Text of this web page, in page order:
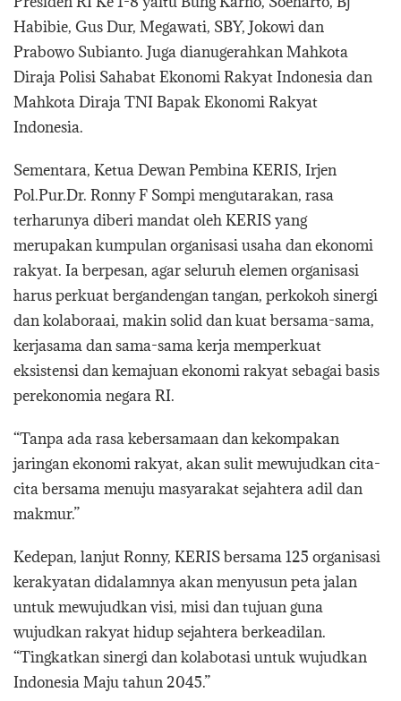
Habibie, Gus Dur, Megawati, SBY, Jokowi dan
Prabowo Subianto. Juga dianugerahkan Mahkota
Diraja Polisi Sahabat Ekonomi Rakyat Indonesia dan
Mahkota Diraja TNI Bapak Ekonomi Rakyat
Indonesia.
Sementara, Ketua Dewan Pembina KERIS, Irjen
Pol.Pur.Dr. Ronny F Sompi mengutarakan, rasa
terharunya diberi mandat oleh KERIS yang
merupakan kumpulan organisasi usaha dan ekonomi
rakyat. Ia berpesan, agar seluruh elemen organisasi
harus perkuat bergandengan tangan, perkokoh sinergi
dan kolaboraai, makin solid dan kuat bersama-sama,
kerjasama dan sama-sama kerja memperkuat
eksistensi dan kemajuan ekonomi rakyat sebagai basis
perekonomia negara RI.
“Tanpa ada rasa kebersamaan dan kekompakan
jaringan ekonomi rakyat, akan sulit mewujudkan cita-
cita bersama menuju masyarakat sejahtera adil dan
makmur.”
Kedepan, lanjut Ronny, KERIS bersama 125 organisasi
kerakyatan didalamnya akan menyusun peta jalan
untuk mewujudkan visi, misi dan tujuan guna
wujudkan rakyat hidup sejahtera berkeadilan.
“Tingkatkan sinergi dan kolabotasi untuk wujudkan
Indonesia Maju tahun 2045.”